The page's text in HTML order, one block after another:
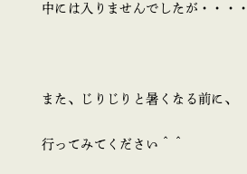
中には入りませんでしたが・・・・
また、じりじりと暑くなる前に、
行ってみてください＾＾